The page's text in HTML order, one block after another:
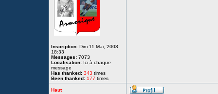
Inscription: Dim 11 Mai, 2008
18:33
Messages: 7073
Localisation: Ici à chaque
message
Has thanked: 343 times
Been thanked: 177 times
Haut